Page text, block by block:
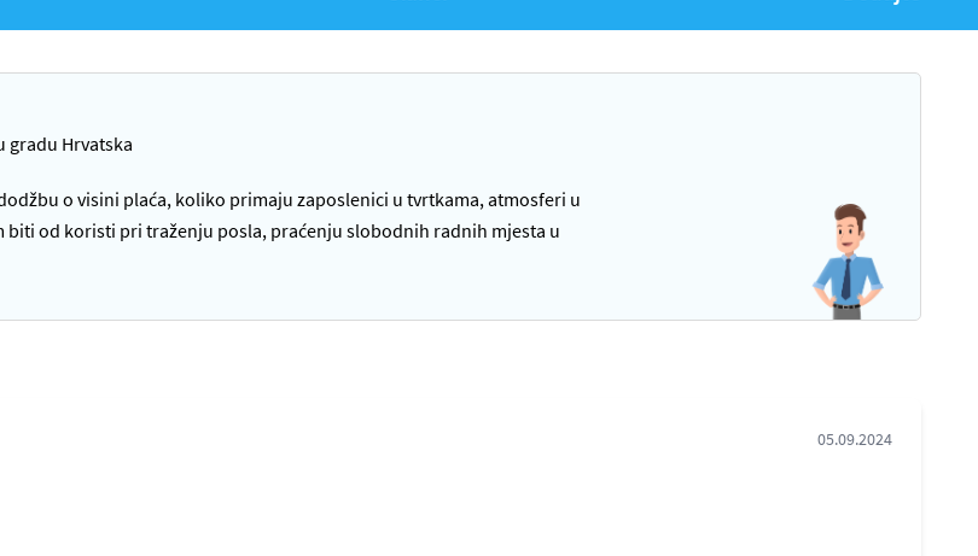
gradu Hrvatska
o visini plaća, koliko primaju zaposlenici u tvrtkama, atmosferi u
od koristi pri traženju posla, praćenju slobodnih radnih mjesta u
05.09.2024